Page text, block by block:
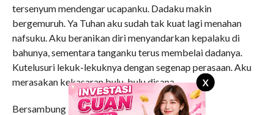
X
tersenyum mendengar ucapanku. Dadaku makin
bergemuruh. Ya Tuhan aku sudah tak kuat lagi menahan
nafsuku. Aku beranikan diri menyandarkan kepalaku di
bahunya, sementara tanganku terus membelai dadanya.
Kutelusuri lekuk-lekuknya dengan segenap perasaan. Aku
merasakan kekasaran bulu-bulu disana.
Bersambung . . .